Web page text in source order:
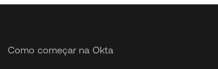
Como começar na Okta